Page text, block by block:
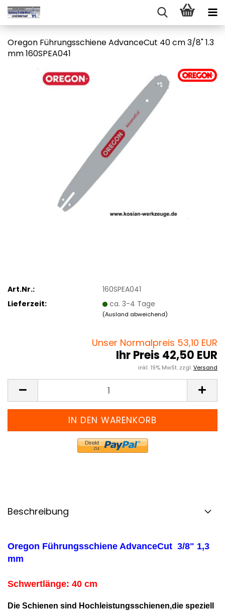
Ore­gon Füh­rungs­schie­ne Ad­van­ce­Cut 40 cm 3/8" 1.3
mm 160SPEA041
Art.Nr.:
160SPEA041
Lieferzeit:
ca. 3-4 Tage
(Ausland abweichend)
Unser Normalpreis 53,10 EUR
Ihr Preis 42,50 EUR
inkl. 19% MwSt. zzgl.Versand
Beschreibung
Oregon Führungsschiene AdvanceCut 3/8" 1,3
mm
Schwertlänge: 40 cm
Die Schienen sind Hochleistungsschienen,die speziell